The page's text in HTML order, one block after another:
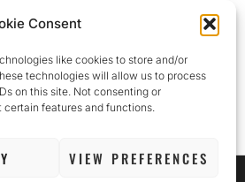
Consent
like cookies to store and/or
technologies will allow us to process
on this site. Not consenting or
features and functions.
VIEW PREFERENCES